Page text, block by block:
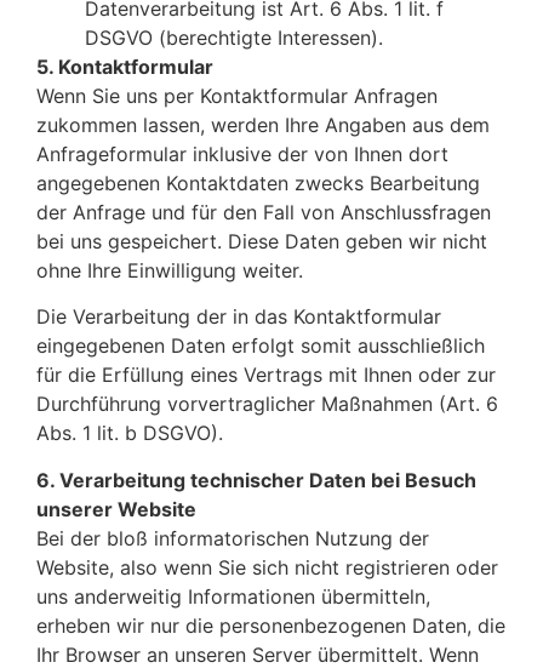
Datenverarbeitung ist Art. 6 Abs. 1 lit. f
DSGVO (berechtigte Interessen).
5. Kontaktformular
Wenn Sie uns per Kontaktformular Anfragen
zukommen lassen, werden Ihre Angaben aus dem
Anfrageformular inklusive der von Ihnen dort
angegebenen Kontaktdaten zwecks Bearbeitung
der Anfrage und für den Fall von Anschlussfragen
bei uns gespeichert. Diese Daten geben wir nicht
ohne Ihre Einwilligung weiter.
Die Verarbeitung der in das Kontaktformular
eingegebenen Daten erfolgt somit ausschließlich
für die Erfüllung eines Vertrags mit Ihnen oder zur
Durchführung vorvertraglicher Maßnahmen (Art. 6
Abs. 1 lit. b DSGVO).
6. Verarbeitung technischer Daten bei Besuch
unserer Website
Bei der bloß informatorischen Nutzung der
Website, also wenn Sie sich nicht registrieren oder
uns anderweitig Informationen übermitteln,
erheben wir nur die personenbezogenen Daten, die
Ihr Browser an unseren Server übermittelt. Wenn